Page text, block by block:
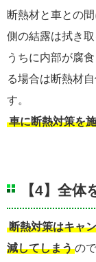
断熱材と車との
側の結露は拭き
うちに内部が腐
る場合は断熱材
す。
車に断熱対策を
【4】全
断熱対策はキャ
減してしまうの